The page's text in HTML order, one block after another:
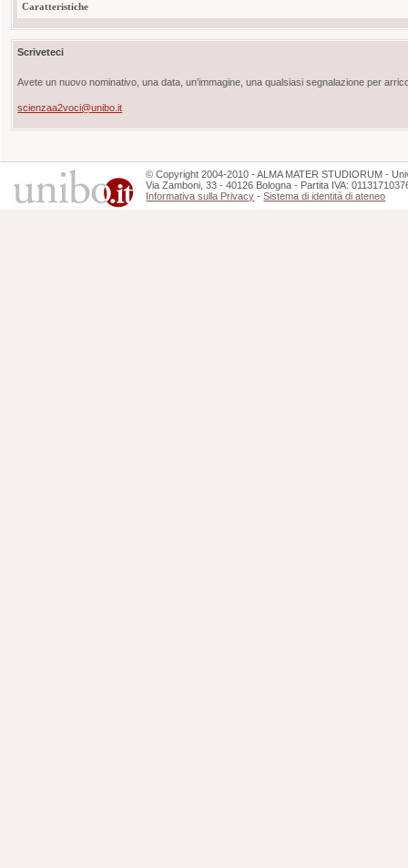
Caratteristiche
Scriveteci
Avete un nuovo nominativo, una data, un'immagine, una qualsiasi segnalazione per
scienzaa2voci@unibo.it
©Copyright 2004-2010 - ALMA MATER STUDIORUM -
Via Zamboni, 33 - 40126 Bologna - Partita IVA:
Informativa sulla Privacy -Sistema di identità di ateneo